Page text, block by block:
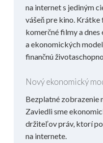
na internet s jediným
vášeň pre kino.
komerčné filmy a
a ekonomických
finančnú
Nový ekonomický
Bezplatné zobrazenie
Zaviedli sme
držiteľov práv, ktorí
na internete.